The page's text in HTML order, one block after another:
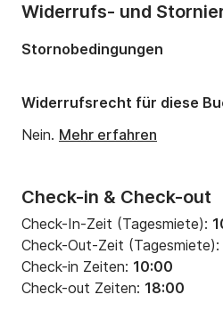
Check-in & Check-out
Check-In-Zeit (Tagesmiete):
Check-Out-Zeit (Tagesmiete):
Check-in Zeiten: 10:00
Check-out Zeiten: 18:00
Widerrufs- und
Stornobedingungen
Widerrufsrecht für diese
Nein. Mehr erfahren